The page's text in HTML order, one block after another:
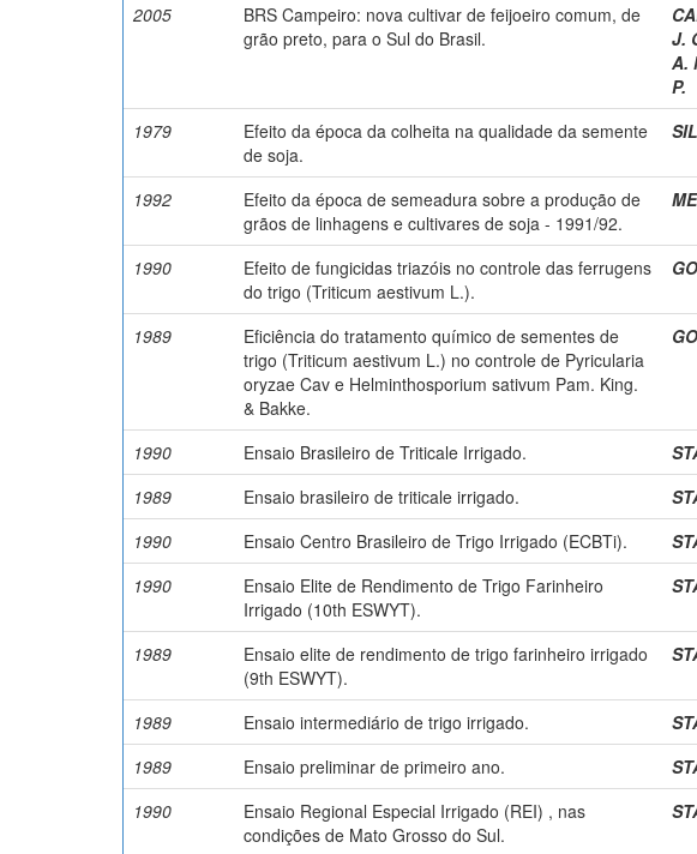
2005
BRS Campeiro: nova cultivar de feijoeiro comum, de
grão preto, para o Sul do Brasil.
J.
A.
P.
1979
Efeito da época da colheita na qualidade da semente
de soja.
1992
Efeito da época de semeadura sobre a produção de
grãos de linhagens e cultivares de soja - 1991/92.
1990
Efeito de fungicidas triazóis no controle das ferrugens
do trigo (Triticum aestivum L.).
1989
Eficiência do tratamento químico de sementes de
trigo (Triticum aestivum L.) no controle de Pyricularia
oryzae Cav e Helminthosporium sativum Pam. King.
& Bakke.
1990 Ensaio Brasileiro de Triticale Irrigado.
1989
Ensaio brasileiro de triticale irrigado.
1990
Ensaio Centro Brasileiro de Trigo Irrigado (ECBTi).
1990
Ensaio Elite de Rendimento de Trigo Farinheiro
Irrigado (10th ESWYT).
1989
Ensaio elite de rendimento de trigo farinheiro irrigado
(9th ESWYT).
1989 Ensaio intermediário de trigo irrigado.
1989
Ensaio preliminar de primeiro ano.
1990
Ensaio Regional Especial Irrigado (REI) , nas
condições de Mato Grosso do Sul.